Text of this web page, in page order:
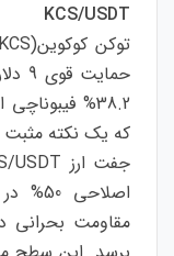
KCS/USDT
که یک نکته